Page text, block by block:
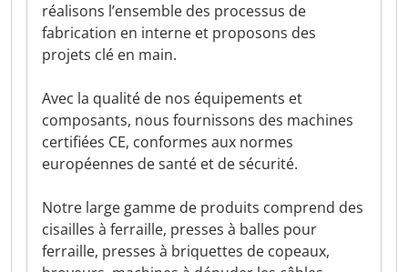
réalisons l’ensemble des processus de
fabrication en interne et proposons des
projets clé en main.
Avec la qualité de nos équipements et
composants, nous fournissons des machines
certifiées CE, conformes aux normes
européennes de santé et de sécurité.
Notre large gamme de produits comprend des
cisailles à ferraille, presses à balles pour
ferraille, presses à briquettes de copeaux,